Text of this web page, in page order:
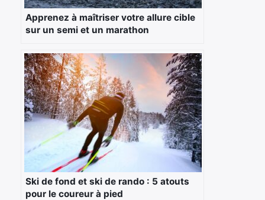
Apprenez à maîtriser votre allure cible
sur un semi et un marathon
Ski de fond et ski de rando : 5 atouts
pour le coureur à pied